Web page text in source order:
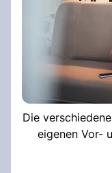
Die
eigenen Vor-